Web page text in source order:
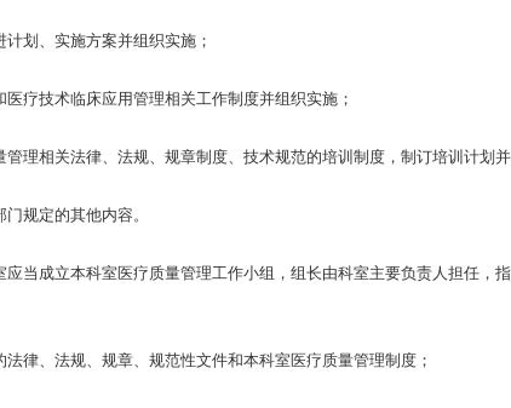
划、实施方案并组织实施；
技术临床应用管理相关工作制度并组织实施；
相关法律、法规、规章制度、技术规范的培训制度，制订培训计划并
规定的其他内容。
成立本科室医疗质量管理工作小组，组长由科室主要负责人担任，
、法规、规章、规范性文件和本科室医疗质量管理制度；